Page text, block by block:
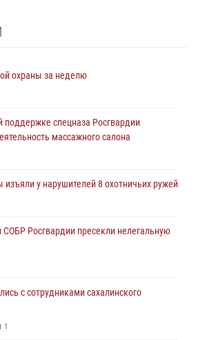
охраны за неделю
поддержке спецназа Росгвардии
массажного салона
у нарушителей 8 охотничьих ружей
СОБР Росгвардии пресекли нелегальную
с сотрудниками сахалинского
1